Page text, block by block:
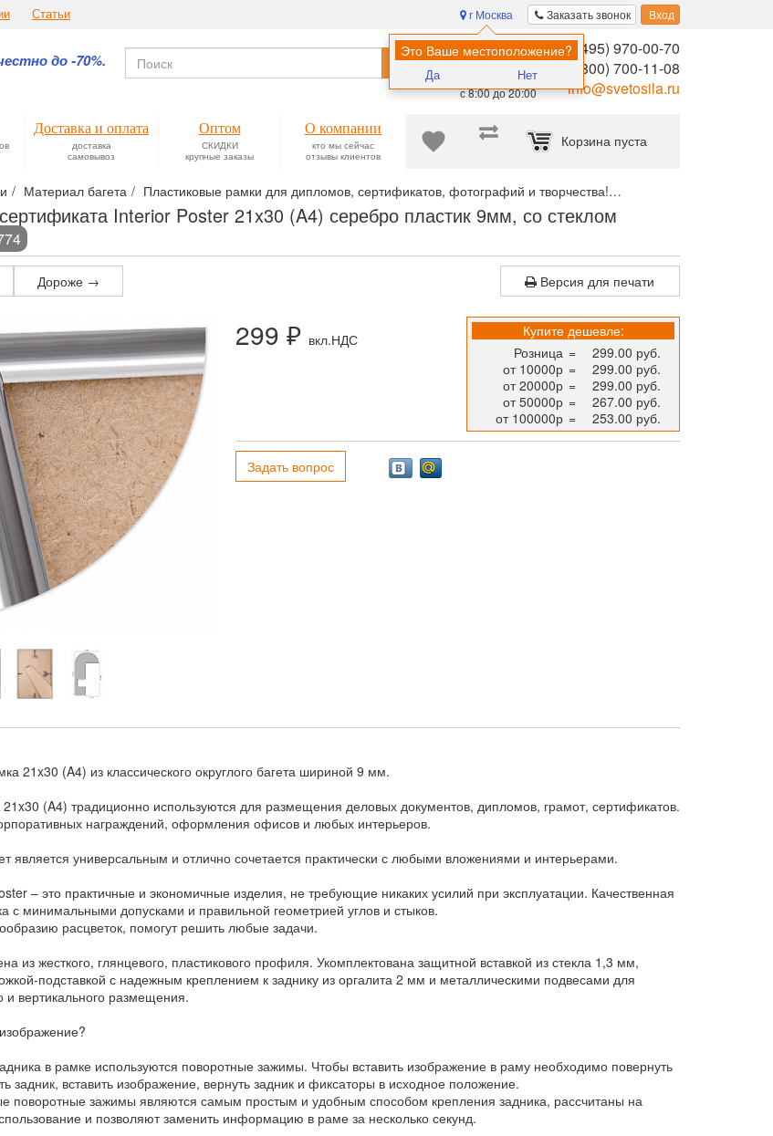
Статьи Заказать звонок Вход
г Москва
Это Ваше местоположение?
Да Нет
до -70%.
Помощь в
выборе:
Ежедневно,
с 8:00 до 20:00
8 (495) 970-00-70
8 (800) 700-11-08
info@svetosila.ru
Найти
Корзина пуста
Доставка и оплата
доставка
самовывоз
Оптом
СКИДКИ
крупные заказы
О компании
кто мы сейчас
отзывы клиентов
Материал багета Пластиковые рамки для дипломов, сертификатов, фотографий и творчества!
Interior Poster 21x30 (A4) серебро пластик 9мм, со стеклом
Дороже → Версия для печати
299 ₽ вкл.НДС
Купите дешевле:
Розница =
299.00 руб.
от 10000р =
299.00 руб.
от 20000р =
299.00 руб.
от 50000р =
267.00 руб.
от 100000р = 253.00 руб.
Задать вопрос
21x30 (A4) из классического округлого багета шириной 9 мм.
(A4) традиционно используются для размещения деловых документов, дипломов, грамот, сертификатов.
награждений, оформления офисов и любых интерьеров.
является универсальным и отлично сочетается практически с любыми вложениями и интерьерами.
– это практичные и экономичные изделия, не требующие никаких усилий при эксплуатации. Качественная
с минимальными допусками и правильной геометрией углов и стыков.
расцветок, помогут решить любые задачи.
из жесткого, глянцевого, пластикового профиля. Укомплектована защитной вставкой из стекла 1,3 мм,
подставкой с надежным креплением к заднику из оргалита 2 мм и металлическими подвесами для
и вертикального размещения.
в рамке используются поворотные зажимы. Чтобы вставить изображение в раму необходимо повернуть
задник, вставить изображение, вернуть задник и фиксаторы в исходное положение.
поворотные зажимы являются самым простым и удобным способом крепления задника, рассчитаны на
и позволяют заменить информацию в раме за несколько секунд.